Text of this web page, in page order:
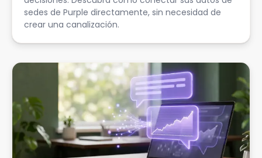
sedes de Purple directamente, sin necesidad de
crear una canalización.